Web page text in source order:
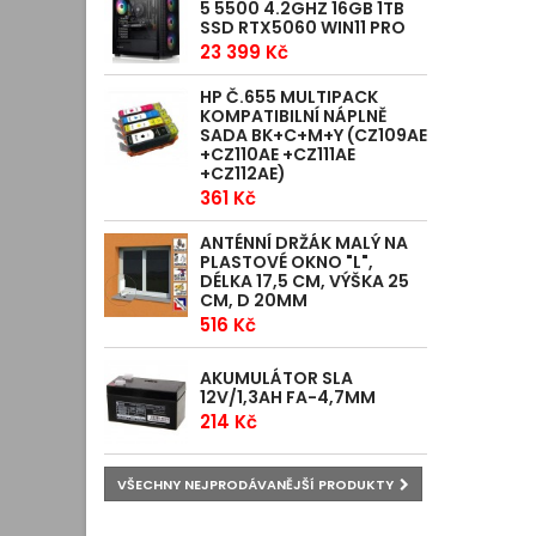
5 5500 4.2GHZ 16GB 1TB
SSD RTX5060 WIN11 PRO
23 399 Kč
HP Č.655 MULTIPACK
KOMPATIBILNÍ NÁPLNĚ
SADA BK+C+M+Y (CZ109AE
+CZ110AE +CZ111AE
+CZ112AE)
361 Kč
ANTÉNNÍ DRŽÁK MALÝ NA
PLASTOVÉ OKNO "L",
DÉLKA 17,5 CM, VÝŠKA 25
CM, D 20MM
516 Kč
AKUMULÁTOR SLA
12V/1,3AH FA-4,7MM
214 Kč
VŠECHNY NEJPRODÁVANĚJŠÍ PRODUKTY